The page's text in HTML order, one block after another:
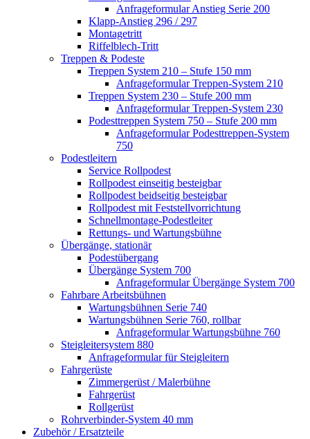
Anfrageformular Anstieg Serie 200
Klapp-Anstieg 296 / 297
Montagetritt
Riffelblech-Tritt
Treppen & Podeste
Treppen System 210 – Stufe 150 mm
Anfrageformular Treppen-System 210
Treppen System 230 – Stufe 200 mm
Anfrageformular Treppen-System 230
Podesttreppen System 750 – Stufe 200 mm
Anfrageformular Podesttreppen-System
750
Podestleitern
Service Rollpodest
Rollpodest einseitig besteigbar
Rollpodest beidseitig besteigbar
Rollpodest mit Feststellvorrichtung
Schnellmontage-Podestleiter
Rettungs- und Wartungsbühne
Übergänge, stationär
Podestübergang
Übergänge System 700
Anfrageformular Übergänge System 700
Fahrbare Arbeitsbühnen
Wartungsbühnen Serie 740
Wartungsbühnen Serie 760, rollbar
Anfrageformular Wartungsbühne 760
Steigleitersystem 880
Anfrageformular für Steigleitern
Fahrgerüste
Zimmergerüst / Malerbühne
Fahrgerüst
Rollgerüst
Rohrverbinder-System 40 mm
Zubehör / Ersatzteile